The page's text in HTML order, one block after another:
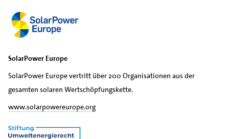
SolarPower Europe
SolarPower Europe vertritt über 200 Organisationen aus der
gesamten solaren Wertschöpfungskette.
www.solarpowereurope.org